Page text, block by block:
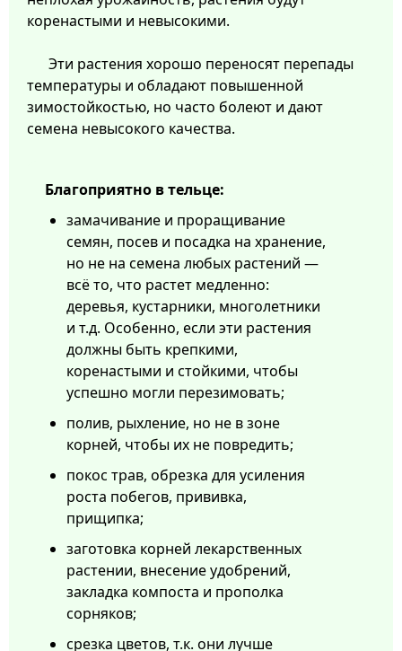
коренастыми и невысокими.
Эти растения хорошо переносят перепады
температуры и обладают повышенной
зимостойкостью, но часто болеют и дают
семена невысокого качества.
Благоприятно в тельце:
замачивание и проращивание
семян, посев и посадка на хранение,
но не на семена любых растений —
всё то, что растет медленно:
деревья, кустарники, многолетники
и т.д. Особенно, если эти растения
должны быть крепкими,
коренастыми и стойкими, чтобы
успешно могли перезимовать;
полив, рыхление, но не в зоне
корней, чтобы их не повредить;
покос трав, обрезка для усиления
роста побегов, прививка,
прищипка;
заготовка корней лекарственных
растении, внесение удобрений,
закладка компоста и прополка
сорняков;
срезка цветов, т.к. они лучше